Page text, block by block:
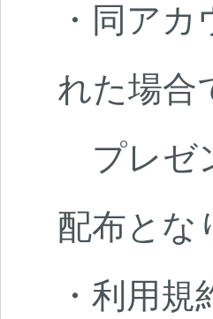
・同ア
れた場合
プレゼ
配布とな
・利用